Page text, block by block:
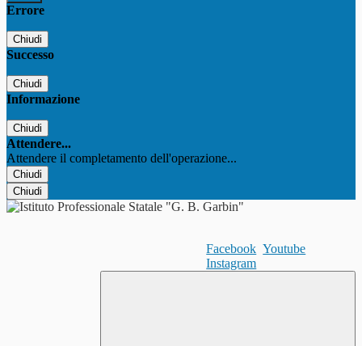
Errore
Chiudi
Successo
Chiudi
Informazione
Chiudi
Attendere...
Attendere il completamento dell'operazione...
Chiudi
Chiudi
Facebook Youtube
Instagram